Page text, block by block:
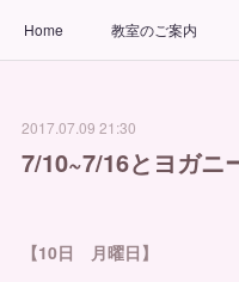
Home 教室のご案内
2017.07.09 21:30
7/10~7/16とヨガニ
【10日 月曜日】